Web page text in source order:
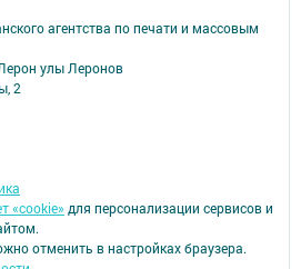
агентства по печати и массовым
улы Леронов
2
«cookie» для персонализации сервисов и
отменить в настройках браузера.